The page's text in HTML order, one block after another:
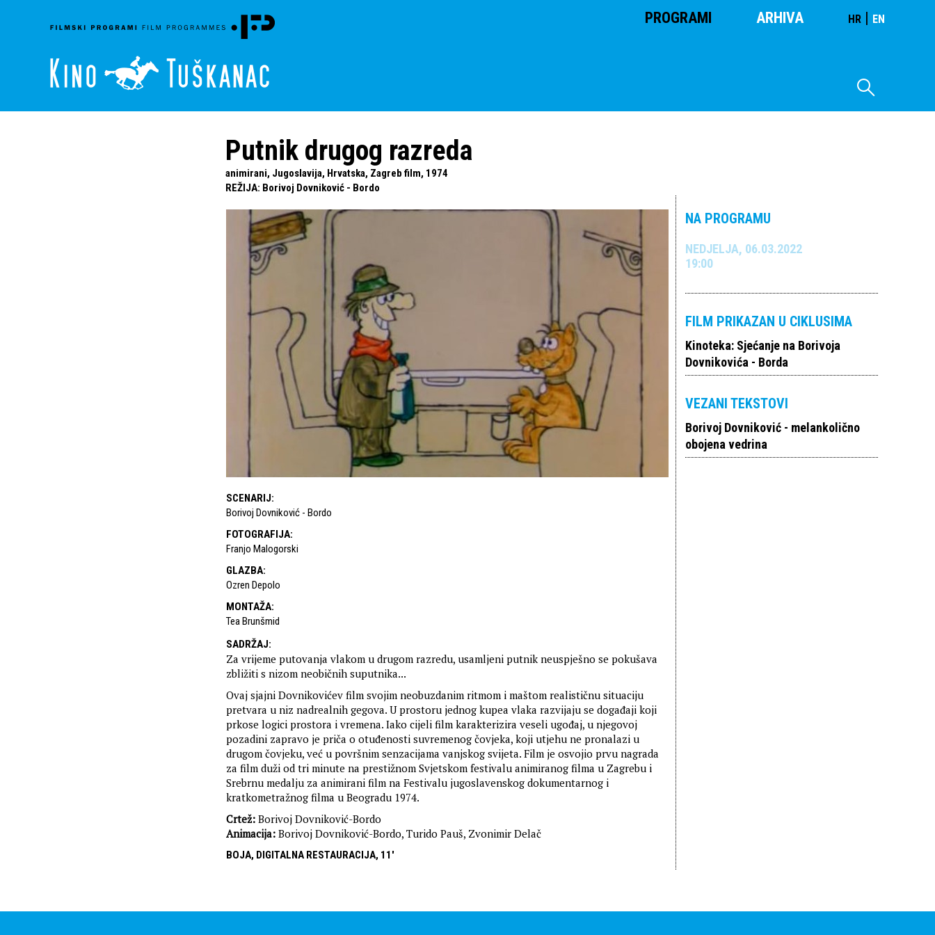
PROGRAMI ARHIVA HR | EN
Putnik drugog razreda
animirani, Jugoslavija, Hrvatska, Zagreb film, 1974
REŽIJA: Borivoj Dovniković - Bordo
SCENARIJ:
Borivoj Dovniković - Bordo
FOTOGRAFIJA:
Franjo Malogorski
GLAZBA:
Ozren Depolo
MONTAŽA:
Tea Brunšmid
SADRŽAJ:
Za vrijeme putovanja vlakom u drugom razredu, usamljeni putnik neuspješno se pokušava
zbližiti s nizom neobičnih suputnika...
Ovaj sjajni Dovnikovićev film svojim neobuzdanim ritmom i maštom realističnu situaciju
pretvara u niz nadrealnih gegova. U prostoru jednog kupea vlaka razvijaju se događaji koji
prkose logici prostora i vremena. Iako cijeli film karakterizira veseli ugođaj, u njegovoj
pozadini zapravo je priča o otuđenosti suvremenog čovjeka, koji utjehu ne pronalazi u
drugom čovjeku, već u površnim senzacijama vanjskog svijeta. Film je osvojio prvu nagrada
za film duži od tri minute na prestižnom Svjetskom festivalu animiranog filma u Zagrebu i
Srebrnu medalju za animirani film na Festivalu jugoslavenskog dokumentarnog i
kratkometražnog filma u Beogradu 1974.
Crtež: Borivoj Dovniković-Bordo
Animacija: Borivoj Dovniković-Bordo, Turido Pauš, Zvonimir Delač
BOJA, DIGITALNA RESTAURACIJA, 11'
NA PROGRAMU
NEDJELJA, 06.03.2022
19:00
FILM PRIKAZAN U CIKLUSIMA
Kinoteka: Sjećanje na Borivoja
Dovnikovića - Borda
VEZANI TEKSTOVI
Borivoj Dovniković - melankolično
obojena vedrina